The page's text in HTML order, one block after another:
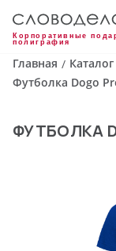
Корпоративные
полиграфия
Главная / Каталог
Футболка Dogo
ФУТБОЛКА